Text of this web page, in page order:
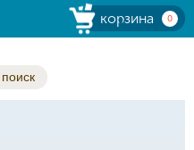
корзина 0
поиск